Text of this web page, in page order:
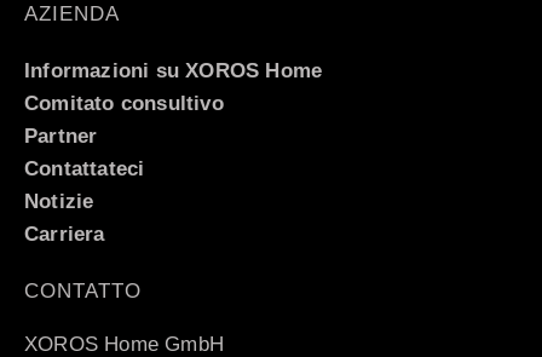
AZIENDA
Informazioni su XOROS Home
Comitato consultivo
Partner
Contattateci
Notizie
Carriera
CONTATTO
XOROS Home GmbH